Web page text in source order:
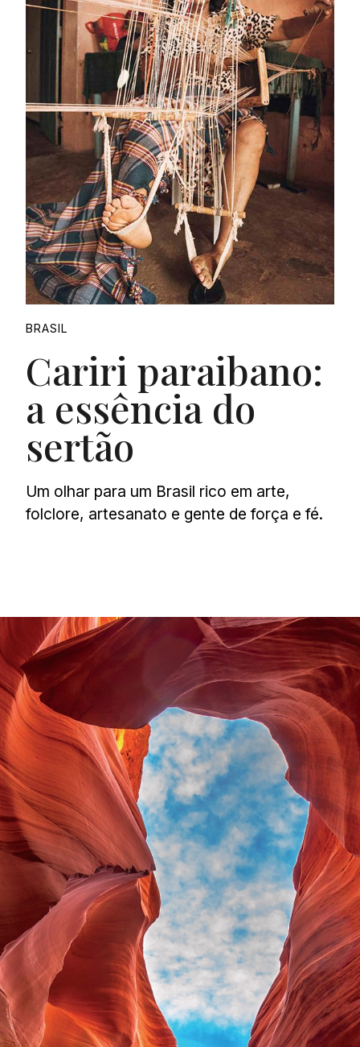
Proudly
BRASIL
Cariri paraibano:
a essência do
sertão
Um olhar para um Brasil rico em arte,
folclore, artesanato e gente de força e fé.